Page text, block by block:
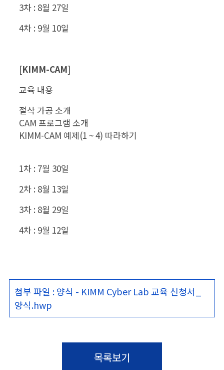
3차 : 8월 27일
4차 : 9월 10일
[KIMM-CAM]
교육 내용
절삭 가공 소개
CAM 프로그램 소개
KIMM-CAM 예제(1 ~ 4) 따라하기
1차 : 7월 30일
2차 : 8월 13일
3차 : 8월 29일
4차 : 9월 12일
첨부 파일 : 양식 - KIMM Cyber Lab 교육 신청서_
양식.hwp
목록보기